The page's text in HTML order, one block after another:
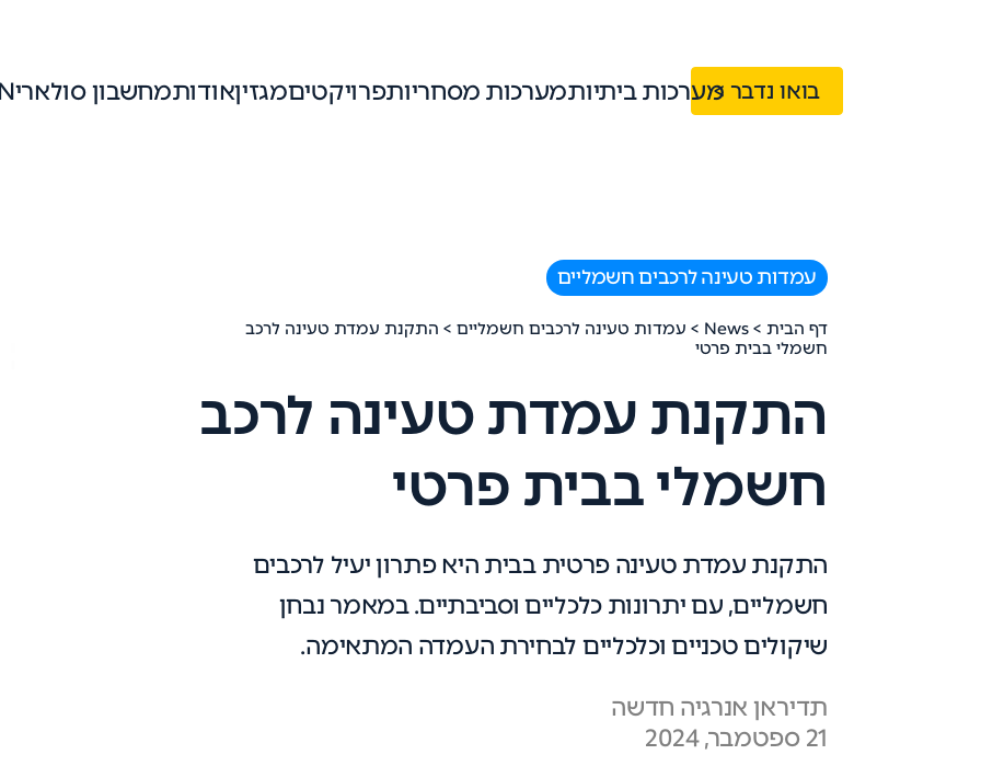
בואו נדבר >מערכות ביתיותמערכות מסחריותפרויקטיםמגזיןאודותמחשבון סולארי
עמדות טעינה לרכבים חשמליים
דף הבית >
News
> עמדות טעינה לרכבים חשמליים > התקנת עמדת טעינה לרכב
חשמלי בבית פרטי
התקנת עמדת טעינה לרכב
חשמלי בבית פרטי
התקנת עמדת טעינה פרטית בבית היא פתרון יעיל לרכבים
חשמליים, עם יתרונות כלכליים וסביבתיים. במאמר נבחן
שיקולים טכניים וכלכליים לבחירת העמדה המתאימה.
תדיראן אנרגיה חדשה
21 ספטמבר, 2024